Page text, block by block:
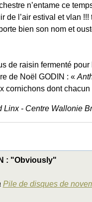
n’entame ce
de l’air estival et vlan
bien son nom et
de raisin fermenté
de Noël GODIN : «
cornichons dont
- Centre Wallonie
: "Obviously"
Pile de disques de